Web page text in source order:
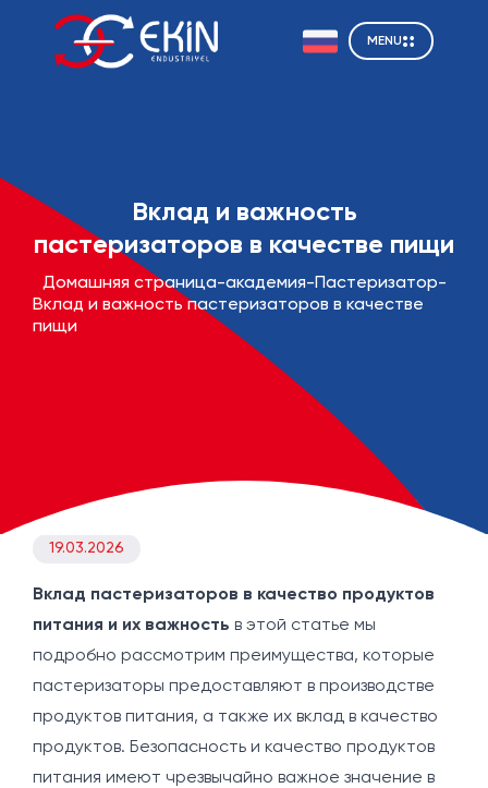
MENU
Вклад и важность
пастеризаторов в качестве пищи
Домашняя страница-академия-Пастеризатор-
Вклад и важность пастеризаторов в качестве
пищи
19.03.2026
Вклад пастеризаторов в качество продуктов
питания и их важность в этой статье мы
подробно рассмотрим преимущества, которые
пастеризаторы предоставляют в производстве
продуктов питания, а также их вклад в качество
продуктов. Безопасность и качество продуктов
питания имеют чрезвычайно важное значение в